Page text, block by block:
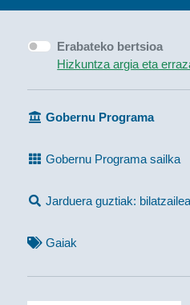
Erabateko bertsioa
Hizkuntza argia eta
Gobernu Programa
Gobernu Programa sailka
Jarduera guztiak: bilatzailea
Gaiak